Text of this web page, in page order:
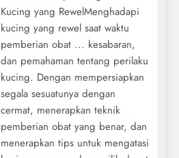
Kucing yang RewelMenghadapi
kucing yang rewel saat waktu
pemberian obat ... kesabaran,
dan pemahaman tentang perilaku
kucing. Dengan mempersiapkan
segala sesuatunya dengan
cermat, menerapkan teknik
pemberian obat yang benar, dan
menerapkan tips untuk mengatasi